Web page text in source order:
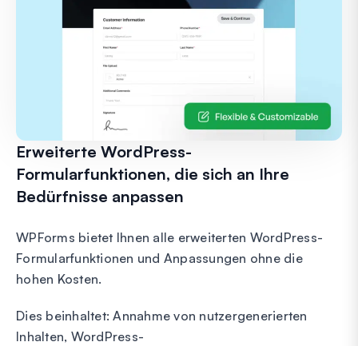
Erweiterte WordPress-
Formularfunktionen, die sich an Ihre
Bedürfnisse anpassen
WPForms bietet Ihnen alle erweiterten WordPress-
Formularfunktionen und Anpassungen ohne die
hohen Kosten.
Dies beinhaltet: Annahme von nutzergenerierten
Inhalten, WordPress-